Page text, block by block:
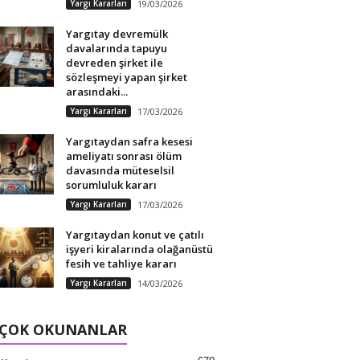
Yargı Kararları 19/03/2026
Yargıtay devremülk
davalarında tapuyu
devreden şirket ile
sözleşmeyi yapan şirket
arasındaki...
Yargı Kararları 17/03/2026
Yargıtaydan safra kesesi
ameliyatı sonrası ölüm
davasında müteselsil
sorumluluk kararı
Yargı Kararları 17/03/2026
Yargıtaydan konut ve çatılı
işyeri kiralarında olağanüstü
fesih ve tahliye kararı
Yargı Kararları 14/03/2026
OKUNANLAR